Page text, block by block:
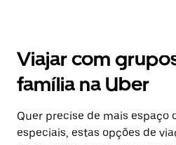
Viajar com
família na Uber
Quer precise de mais espaço
especiais, estas opções de